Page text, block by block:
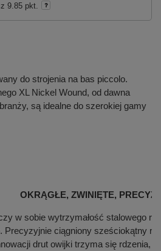
9.85 pkt.
do strojenia na bas piccolo.
XL Nickel Wound, od dawna
są idealne do szerokiej gamy
OKRĄGŁE, ZWINIĘTE,
w sobie wytrzymałość stalowego
Precyzyjnie ciągniony sześciokątny
drut owijki trzyma się rdzenia,